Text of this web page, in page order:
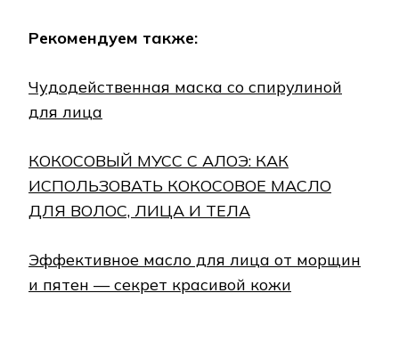
Рекомендуем также:
Чудодейственная маска со спирулиной
для лица
КОКОСОВЫЙ МУСС С АЛОЭ: КАК
ИСПОЛЬЗОВАТЬ КОКОСОВОЕ МАСЛО
ДЛЯ ВОЛОС, ЛИЦА И ТЕЛА
Эффективное масло для лица от морщин
и пятен — секрет красивой кожи